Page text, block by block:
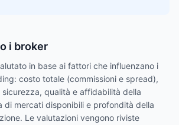
i broker
in base ai fattori che influenzano i
costo totale (commissioni e spread),
sicurezza, qualità e affidabilità della
di mercati disponibili e profondità della
Le valutazioni vengono riviste